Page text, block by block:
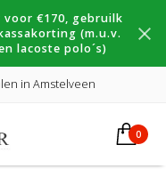
voor €170, gebruilk
(m.u.v.
lacoste polo´s)
in Amstelveen
0